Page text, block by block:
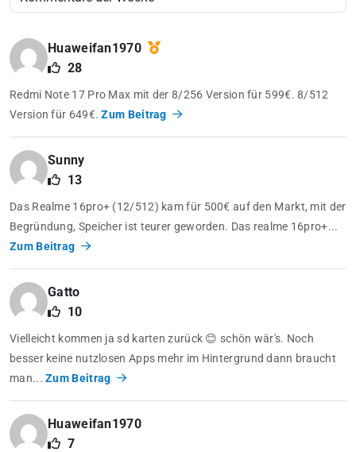
Huaweifan1970
28
Redmi Note 17 Pro Max mit der 8/256 Version für 599€. 8/512
Version für 649€.Zum Beitrag
Sunny
13
Das Realme 16pro+ (12/512) kam für 500€ auf den Markt, mit der
Begründung, Speicher ist teurer geworden. Das realme 16pro+...
Zum Beitrag
Gatto
10
Vielleicht kommen ja sd karten zurück 😊 schön wär's. Noch
besser keine nutzlosen Apps mehr im Hintergrund dann braucht
man...Zum Beitrag
Huaweifan1970
7